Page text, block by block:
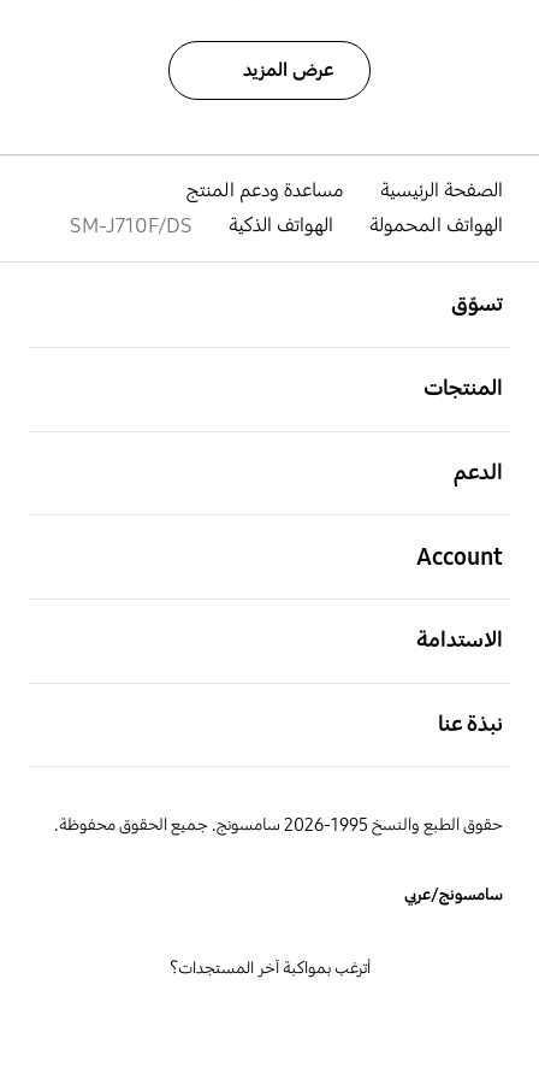
عرض المزيد
الصفحة الرئيسية
مساعدة ودعم المنتج
الهواتف المحمولة
الهواتف الذكية SM-J710F/DS
تسوّق
المنتجات
الدعم
Account
الاستدامة
نبذة عنا
حقوق الطبع والنسخ 1995-2026 سامسونج. جميع الحقوق محفوظة.
سامسونج/عربي
أترغب بمواكبة آخر المستجدات؟